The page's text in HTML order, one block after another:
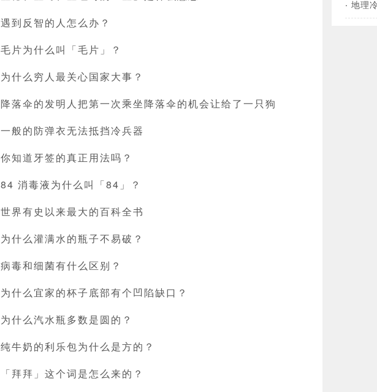
遇到反智的人怎么办？
毛片为什么叫「毛片」？
为什么穷人最关心国家大事？
降落伞的发明人把第一次乘坐降落伞的机会让给了一只狗
一般的防弹衣无法抵挡冷兵器
你知道牙签的真正用法吗？
84 消毒液为什么叫「84」？
世界有史以来最大的百科全书
为什么灌满水的瓶子不易破？
病毒和细菌有什么区别？
为什么宜家的杯子底部有个凹陷缺口？
为什么汽水瓶多数是圆的？
纯牛奶的利乐包为什么是方的？
「拜拜」这个词是怎么来的？
· 地理